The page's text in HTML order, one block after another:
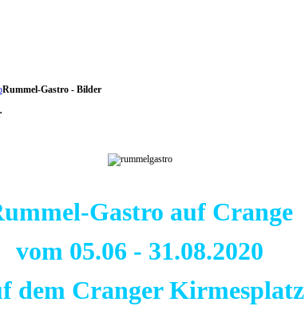
Rummel-Gastro - Bilder
Gastro auf Crange
vom 05.06 - 31.08.2020
dem Cranger Kirmesplatz